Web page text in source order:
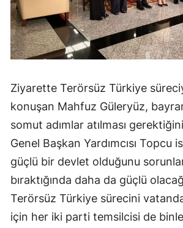
Ziyarette Terörsüz Türkiye
konuşan Mahfuz Güleryüz,
somut adımlar atılması
Genel Başkan Yardımcısı Topcu
güçlü bir devlet olduğunu
bıraktığında daha da güçlü
Terörsüz Türkiye sürecini
için her iki parti temsilcisi de